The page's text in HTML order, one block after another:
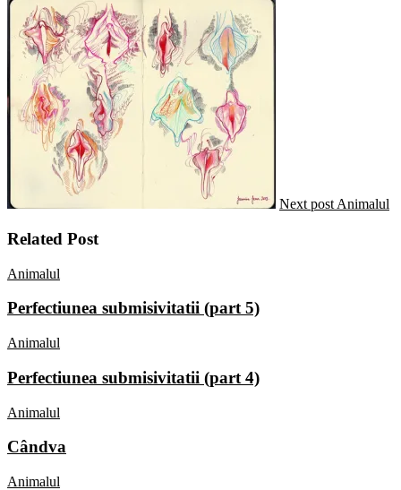
Next post Animalul
Related Post
Animalul
Perfectiunea submisivitatii (part 5)
Animalul
Perfectiunea submisivitatii (part 4)
Animalul
Cândva
Animalul